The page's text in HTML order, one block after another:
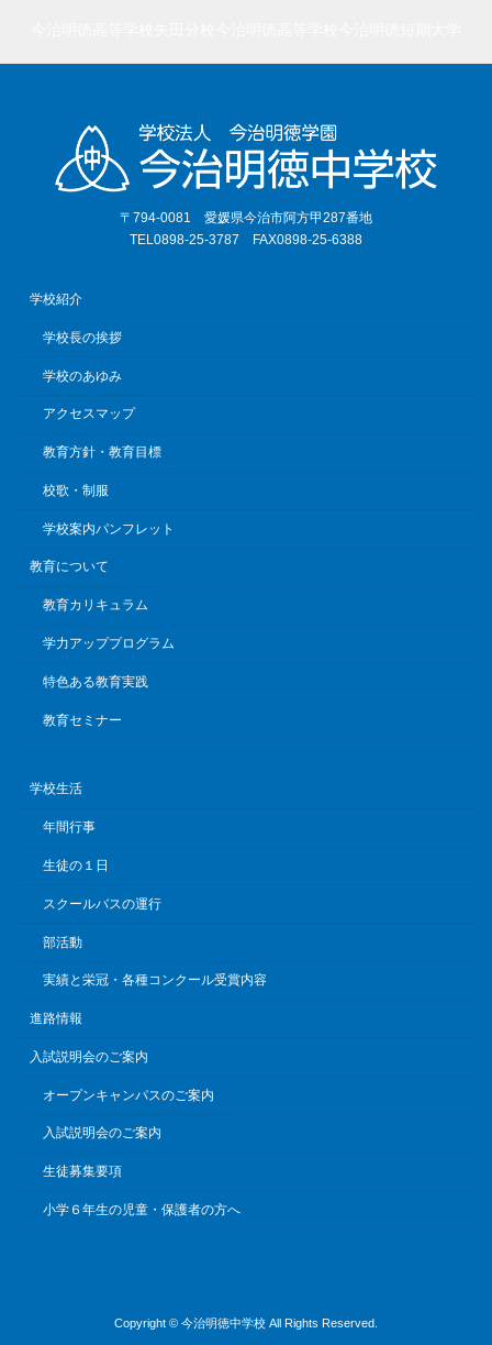
〒794-0081 愛媛県今治市阿方甲287番地
TEL0898-25-3787 FAX0898-25-6388
学校紹介
学校長の挨拶
学校のあゆみ
アクセスマップ
教育方針・教育目標
校歌・制服
学校案内パンフレット
教育について
教育カリキュラム
学力アッププログラム
特色ある教育実践
教育セミナー
学校生活
年間行事
生徒の１日
スクールバスの運行
部活動
実績と栄冠・各種コンクール受賞内容
進路情報
入試説明会のご案内
オープンキャンパスのご案内
入試説明会のご案内
生徒募集要項
小学６年生の児童・保護者の方へ
Copyright © 今治明徳中学校 All Rights Reserved.